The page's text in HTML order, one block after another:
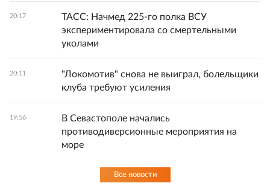
20:17
ТАСС: Начмед 225-го полка ВСУ
экспериментировала со смертельными
уколами
20:11
"Локомотив" снова не выиграл, болельщики
клуба требуют усиления
19:56
В Севастополе начались
противодиверсионные мероприятия на
море
Все новости